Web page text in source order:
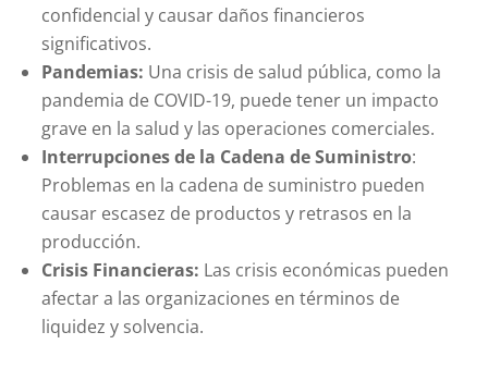
confidencial y causar daños financieros
significativos.
Pandemias: Una crisis de salud pública, como la
pandemia de COVID-19, puede tener un impacto
grave en la salud y las operaciones comerciales.
Interrupciones de la Cadena de Suministro:
Problemas en la cadena de suministro pueden
causar escasez de productos y retrasos en la
producción.
Crisis Financieras: Las crisis económicas pueden
afectar a las organizaciones en términos de
liquidez y solvencia.